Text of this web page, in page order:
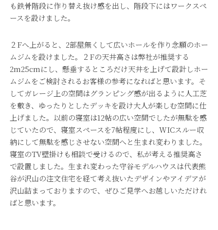
も鉄骨階段に作り替え抜け感を出し、階段下にはワークスペ
ースを設けました。
２ Fへ上がると、 2部屋無くして広いホールを作り念願のホー
ムジムを設けました。２ Fの天井高さは弊社が推奨する
2m25cmにし、懸垂するところだけ天井を上げて設計しホー
ムジムをご検討されるお客様の参考になればと思います。そ
してガレージ上の空間はグランピング感が出るように人工芝
を敷き、ゆったりとしたデッキを設け大人が楽しむ空間に仕
上げました。以前の寝室は12帖の広い空間でしたが無駄を感
じていたので、寝室スペースを7帖程度にし、 WICスルー収
納にして無駄を感じさせない空間へと生まれ変わりました。
寝室のTV壁掛けも相談で受けるので、私が考える推奨高さ
で設置しました。生まれ変わった守谷モデルハウスは代表熊
谷が沢山の注文住宅を経て考え抜いたデザインやアイデアが
沢山詰まっておりますので、ぜひご見学へお越しいただけれ
ばと思います。